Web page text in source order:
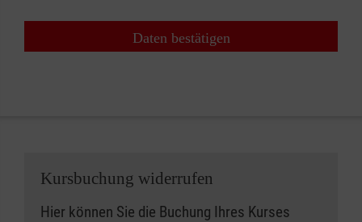
Daten bestätigen
Kursbuchung widerrufen
Hier können Sie die Buchung Ihres Kurses